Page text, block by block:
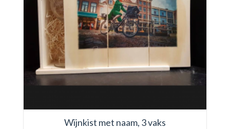
Wijnkist met naam, 3 vaks